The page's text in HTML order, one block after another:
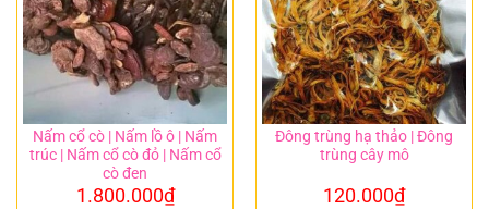
Nấm cổ cò | Nấm lồ ô | Nấm
trúc | Nấm cổ cò đỏ | Nấm cổ
cò đen
1.800.000₫
Đông trùng hạ thảo | Đông
trùng cây mô
120.000₫